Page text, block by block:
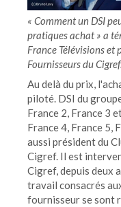
« Comment un DSI
pratiques achat » a
France Télévisions et
Fournisseurs du Cigref.
Au delà du prix,
piloté. DSI du
France 2, France 3
France 4, France 5,
aussi président du
Cigref. Il est
Cigref, depuis deux
travail consacrés
fournisseur se sont